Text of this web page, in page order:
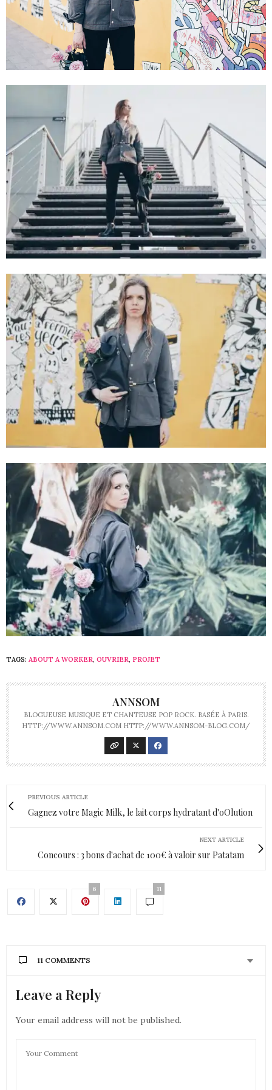
TAGS: ABOUT A WORKER, OUVRIER, PROJET
ANNSOM
BLOGUEUSE MUSIQUE ET CHANTEUSE POP ROCK. BASÉE À PARIS.
HTTP://WWW.ANNSOM.COM HTTP://WWW.ANNSOM-BLOG.COM/
PREVIOUS ARTICLE
Gagnez votre Magic Milk, le lait corps hydratant d'oOlution
NEXT ARTICLE
Concours : 3 bons d'achat de 100€ à valoir sur Patatam
6 11
11 COMMENTS
AURÉLIE - MOUNETTE
19 JUILLET 2019 À 11 H 54 MIN
Merci pour toutes ces infos et cette découverte!
Elle te va bien cette veste!
bises
Aurélie
Leave a Reply
Your email address will not be published.